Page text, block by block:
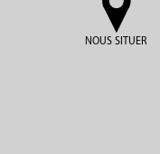
NOUS SITUER